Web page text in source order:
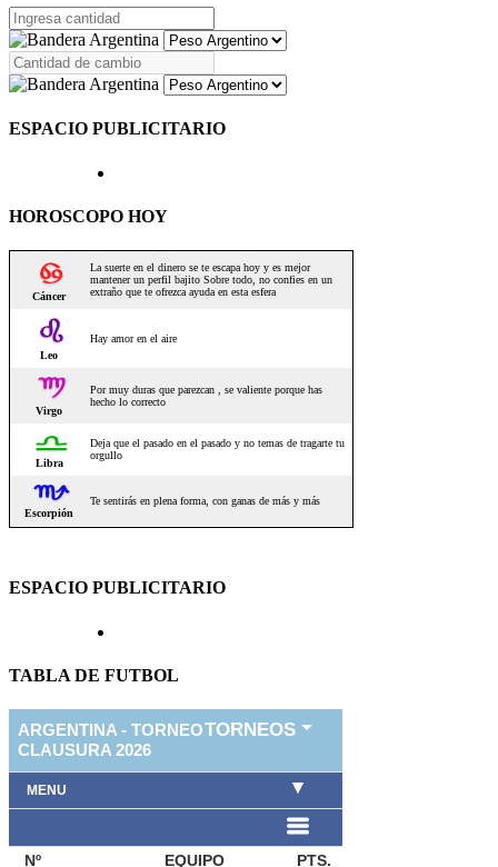
ESPACIO PUBLICITARIO
HOROSCOPO HOY
ESPACIO PUBLICITARIO
TABLA DE FUTBOL